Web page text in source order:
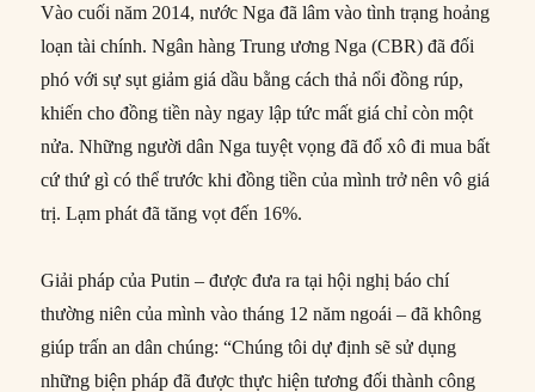
Vào cuối năm 2014, nước Nga đã lâm vào tình trạng hoảng
loạn tài chính. Ngân hàng Trung ương Nga (CBR) đã đối
phó với sự sụt giảm giá dầu bằng cách thả nổi đồng rúp,
khiến cho đồng tiền này ngay lập tức mất giá chỉ còn một
nửa. Những người dân Nga tuyệt vọng đã đổ xô đi mua bất
cứ thứ gì có thể trước khi đồng tiền của mình trở nên vô giá
trị. Lạm phát đã tăng vọt đến 16%.
Giải pháp của Putin – được đưa ra tại hội nghị báo chí
thường niên của mình vào tháng 12 năm ngoái – đã không
giúp trấn an dân chúng: “Chúng tôi dự định sẽ sử dụng
những biện pháp đã được thực hiện tương đối thành công